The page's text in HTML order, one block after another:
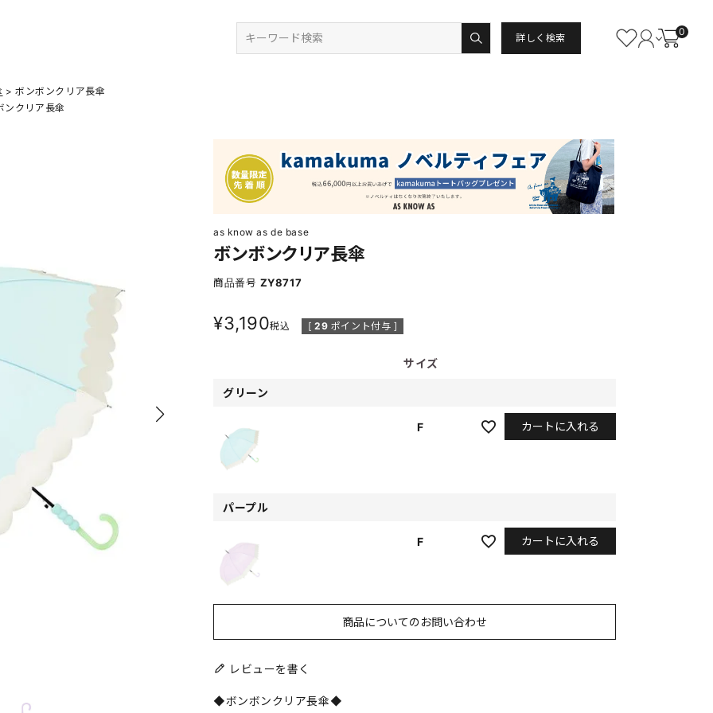
詳しく検索
0
ボンボンクリア長傘
ンクリア長傘
as know as de base
ボンボンクリア長傘
商品番号 ZY8717
¥3,190税込 [ 29 ポイント付与 ]
サイズ
グリーン
F カートに入れる
パープル
F カートに入れる
商品についてのお問い合わせ
レビューを書く
◆ボンボンクリア長傘◆